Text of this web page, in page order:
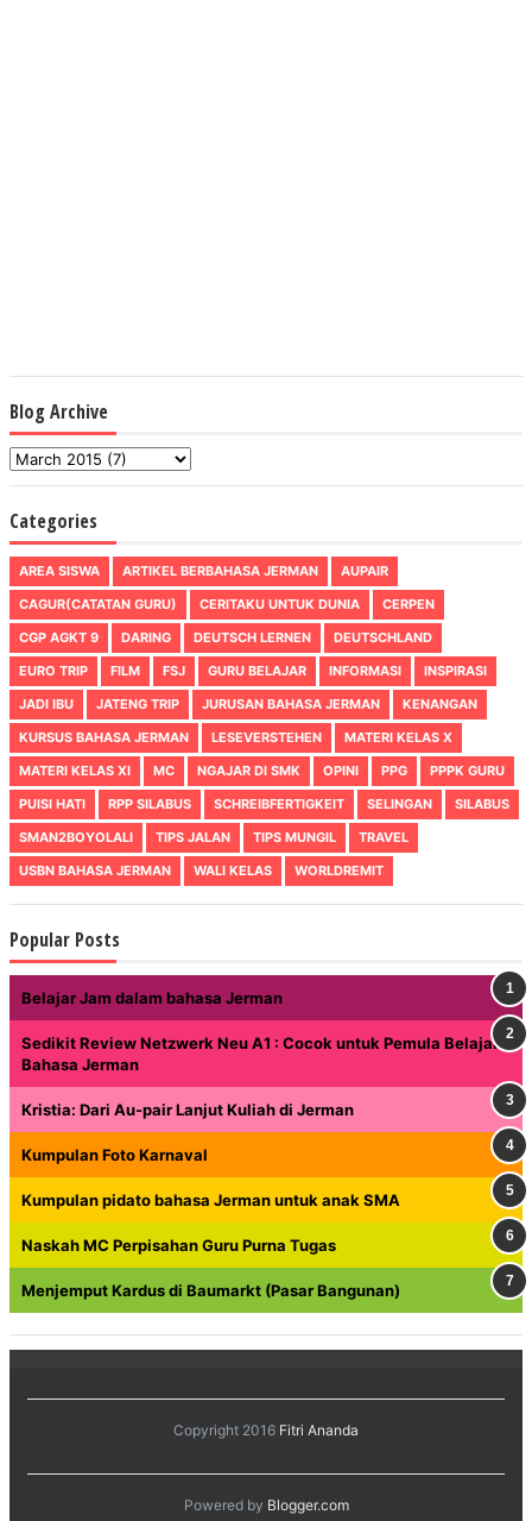
Blog Archive
Categories
AREA SISWA ARTIKEL BERBAHASA JERMAN
AUPAIR
CAGUR(CATATAN GURU)
CERITAKU UNTUK DUNIA
CERPEN
CGP AGKT 9
DARING DEUTSCH LERNEN
DEUTSCHLAND
EURO TRIP
FILM FSJ GURU BELAJAR INFORMASI
INSPIRASI
JADI IBU
JATENG TRIP JURUSAN BAHASA JERMAN
KENANGAN
KURSUS BAHASA JERMAN
LESEVERSTEHEN
MATERI KELAS X
MATERI KELAS XI
MC NGAJAR DI SMK OPINI PPG
PPPK GURU
PUISI HATI
RPP SILABUS SCHREIBFERTIGKEIT SELINGAN
SILABUS
SMAN2BOYOLALI
TIPS JALAN TIPS MUNGIL
TRAVEL
USBN BAHASA JERMAN
WALI KELAS WORLDREMIT
Popular Posts
Belajar Jam dalam bahasa Jerman
Sedikit Review Netzwerk Neu A1 : Cocok untuk Pemula Belajar
Bahasa Jerman
Kristia: Dari Au-pair Lanjut Kuliah di Jerman
Kumpulan Foto Karnaval
Kumpulan pidato bahasa Jerman untuk anak SMA
Naskah MC Perpisahan Guru Purna Tugas
Menjemput Kardus di Baumarkt (Pasar Bangunan)
Copyright 2016 Fitri Ananda
Powered by Blogger.com